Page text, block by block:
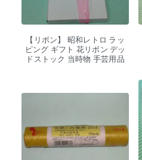
【リボン】 昭和レトロ ラッ
ピング ギフト 花リボン デッ
ドストック 当時物 手芸用品